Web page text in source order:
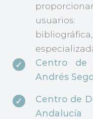
usuarios:
Centro de
Andrés
Centro de
Andalucía